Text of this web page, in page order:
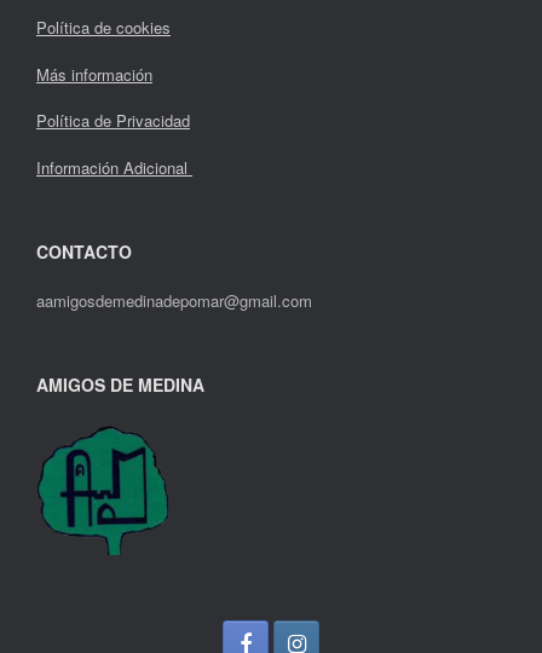
Política de cookies
Más información
Política de Privacidad
Información Adicional
CONTACTO
aamigosdemedinadepomar@gmail.com
AMIGOS DE MEDINA